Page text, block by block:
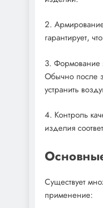
2.
гарантирует,
3. Формование
Обычно после
устранить
4. Контроль
изделия
Существует
применение: